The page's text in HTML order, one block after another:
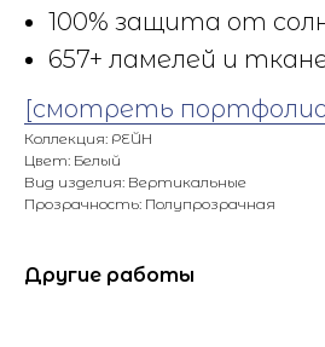
100% защита от
657+ ламелей и
[смотреть
Коллекция: РЕЙН
Цвет: Белый
Вид изделия: Вертикальные
Прозрачность: Полупрозрачная
Другие работы